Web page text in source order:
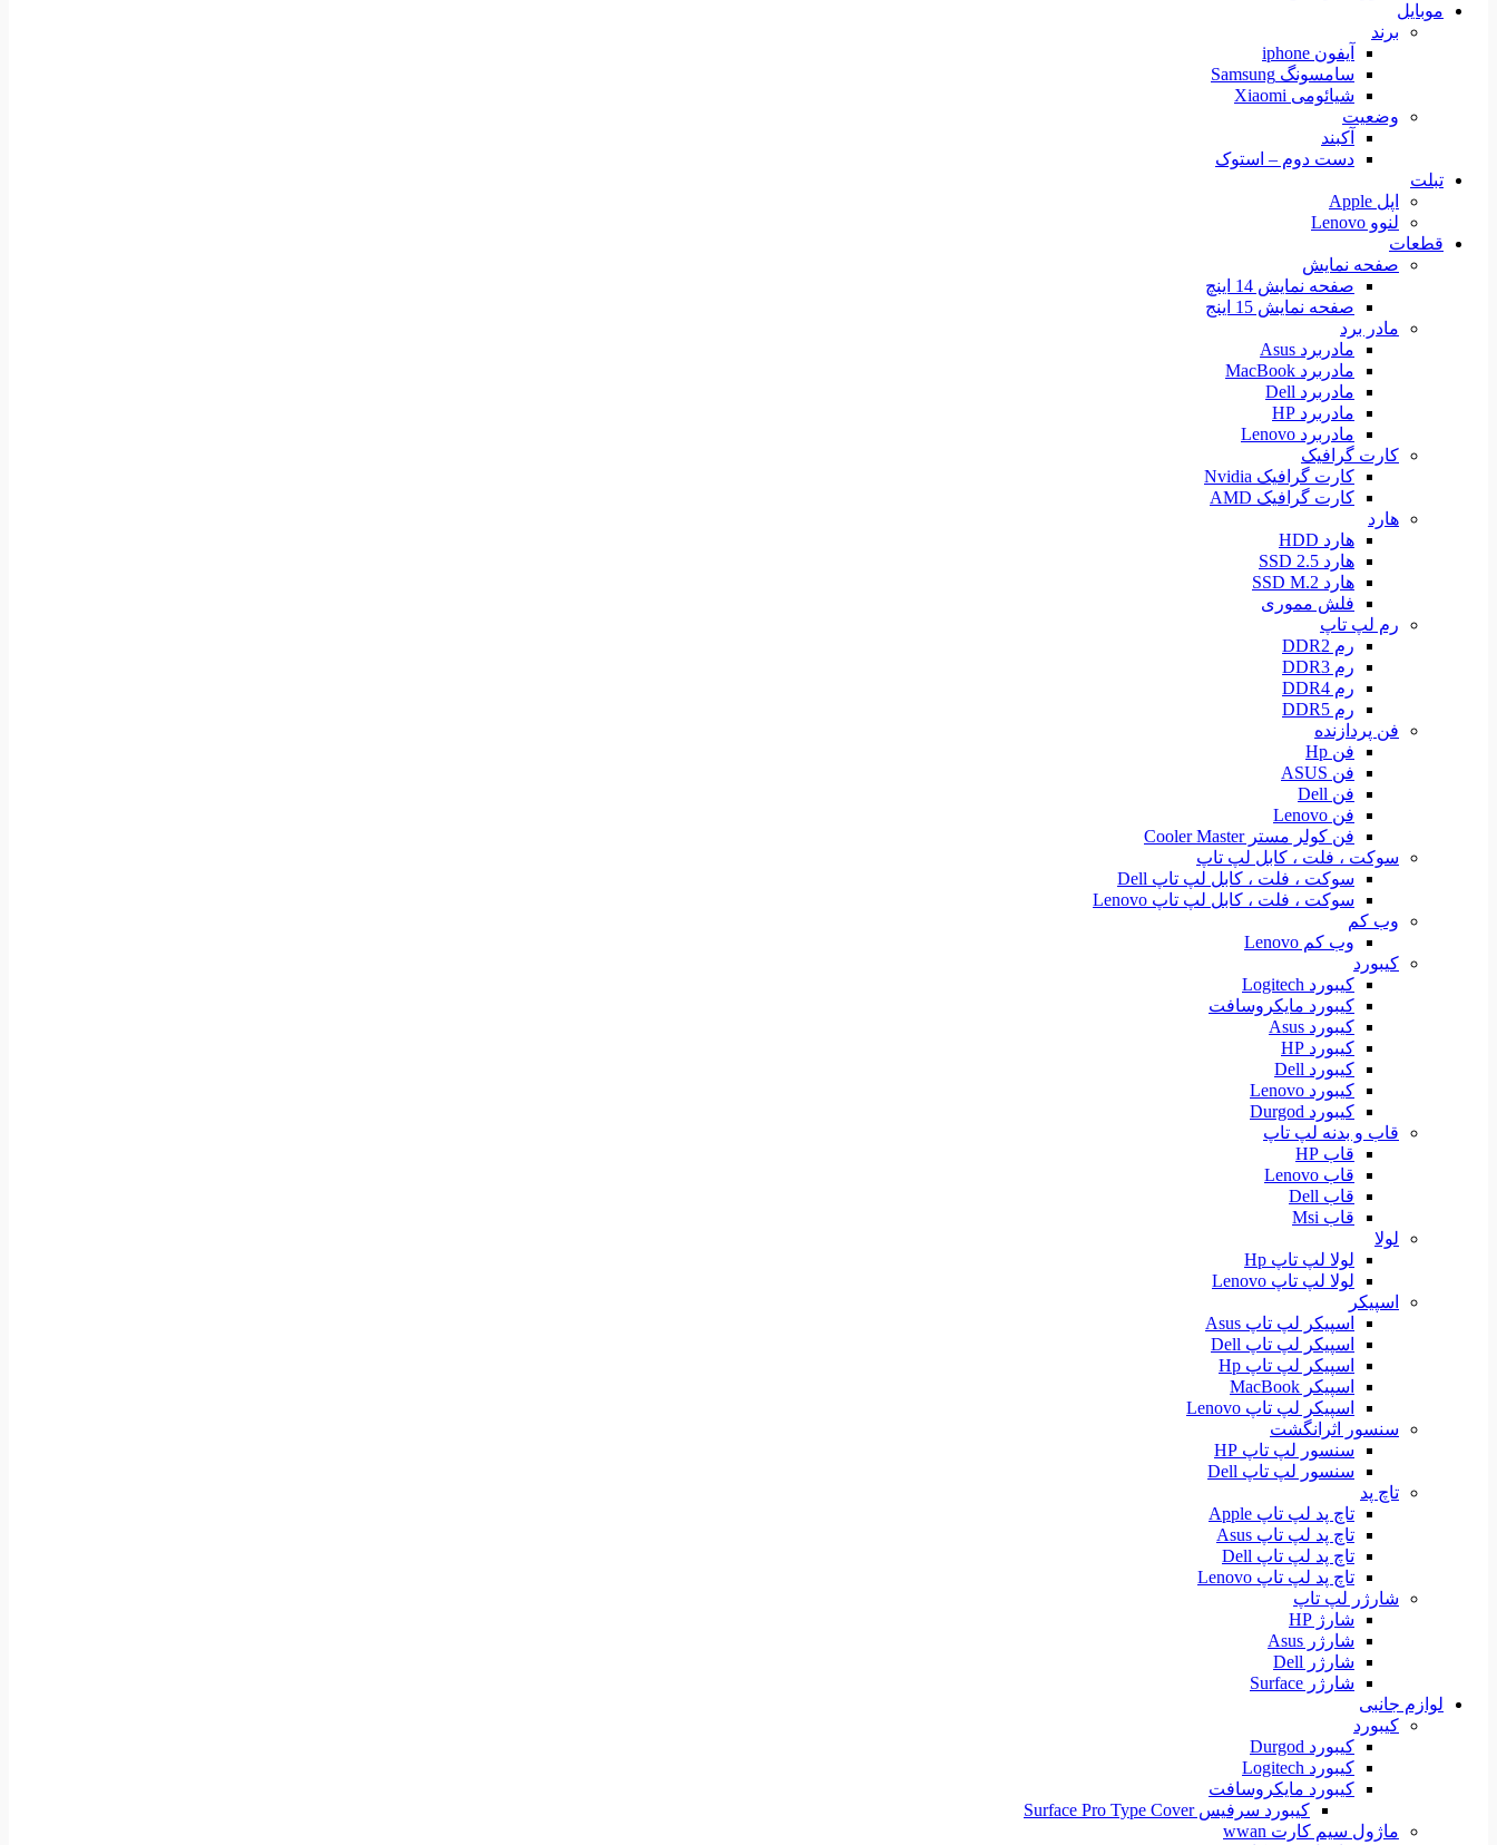
موبایل
برند
آیفون iphone
سامسونگ Samsung
شیائومی Xiaomi
وضعیت
آکبند
دست دوم – استوک
تبلت
اپل Apple
لنوو Lenovo
قطعات
صفحه نمایش
صفحه نمایش 14 اینچ
صفحه نمایش 15 اینج
مادر برد
مادربرد Asus
مادربرد MacBook
مادربرد Dell
مادربرد HP
مادربرد Lenovo
کارت گرافیک
کارت گرافیک Nvidia
کارت گرافیک AMD
هارد
هارد HDD
هارد SSD 2.5
هارد SSD M.2
فلش مموری
رم لپ تاپ
رم DDR2
رم DDR3
رم DDR4
رم DDR5
فن پردازنده
فن Hp
فن ASUS
فن Dell
فن Lenovo
فن کولر مستر Cooler Master
سوکت ، فلت ، کابل لپ تاپ
سوکت ، فلت ، کابل لپ تاپ Dell
سوکت ، فلت ، کابل لپ تاپ Lenovo
وب کم
وب کم Lenovo
کیبورد
کیبورد Logitech
کیبورد مایکروسافت
کیبورد Asus
کیبورد HP
کیبورد Dell
کیبورد Lenovo
کیبورد Durgod
قاب و بدنه لپ تاپ
قاب HP
قاب Lenovo
قاب Dell
قاب Msi
لولا
لولا لپ تاپ Hp
لولا لپ تاپ Lenovo
اسپیکر
اسپیکر لپ تاپ Asus
اسپیکر لپ تاپ Dell
اسپیکر لپ تاپ Hp
اسپیکر MacBook
اسپیکر لپ تاپ Lenovo
سنسور اثرانگشت
سنسور لپ تاپ HP
سنسور لپ تاپ Dell
تاچ پد
تاچ پد لپ تاپ Apple
تاچ پد لپ تاپ Asus
تاچ پد لپ تاپ Dell
تاچ پد لپ تاپ Lenovo
شارژر لپ تاپ
شارژ HP
شارژر Asus
شارژر Dell
شارژر Surface
لوازم جانبی
کیبورد
کیبورد Durgod
کیبورد Logitech
کیبورد مایکروسافت
کیبورد سرفیس Surface Pro Type Cover
ماژول سیم کارت wwan